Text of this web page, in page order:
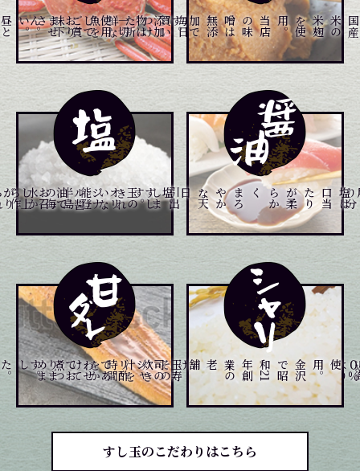
メニュー一覧はこちら
メニュー一覧はこちら
メニュー一覧はこちら
石
川
県
、
富
山
県
の
港
や
市
場
よ
り
毎
日
買
い
つ
け
た
新
鮮
な
魚
を
ご
賞
味
下
さい
。
す 。
当
店
の
味
噌
は
無
添
加
で
す
。
添
加
物
は
一
切
使
用
し
て
お
り
ま
せ
ん
。
は
食
材
の
本
物
の
味
を
引
出
し
ま
す
。
き
れ
い
な
能
登
半
島
の
海
水
か
ら
作
ら
れ 塩
は
口
当
た
り
が
柔
ら
か
く
、
ま
ろ
や
か
な
天
日塩
。
す
し
玉
の
オ
リ
ジ
ナ
ル
醤
油
で
お
召
し
上
が
り
下
さ
い
を
じ
っ
く
り
炊
き
上げ
、
そ
の
炊
き
汁
を
時
間
を
か
け
て
煮
つ
め
ま
した 。
金
沢
で
昭
和
2
1
年
創
業
の
老舗
、
玉
寿
司
の
シ
ャ
リ
酢
で
あ
わ
せ
て
お
り
ま
す
。
すし玉のこだわりはこちら